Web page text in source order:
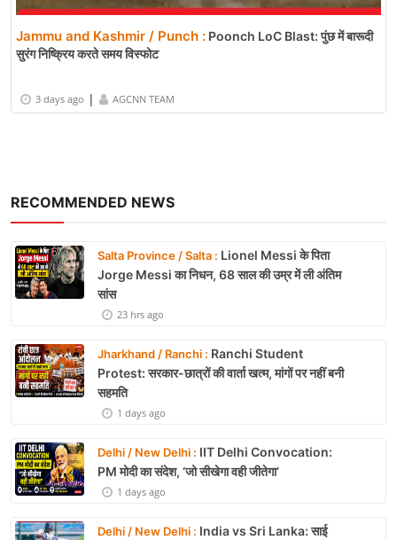
RECOMMENDED NEWS
Salta Province / Salta : Lionel Messi के पिता
Jorge Messi का निधन, 68 साल की उम्र में ली अंतिम
सांस
23 hrs ago
Jharkhand / Ranchi : Ranchi Student
Protest: सरकार-छात्रों की वार्ता खत्म, मांगों पर नहीं बनी
सहमति
1 days ago
Delhi / New Delhi : IIT Delhi Convocation:
PM मोदी का संदेश, ‘जो सीखेगा वही जीतेगा’
1 days ago
Delhi / New Delhi : India vs Sri Lanka: साई
Jammu and Kashmir / Punch : Poonch LoC Blast: पुंछ में बारूदी
सुरंग निष्क्रिय करते समय विस्फोट
3 days ago | AGCNN TEAM